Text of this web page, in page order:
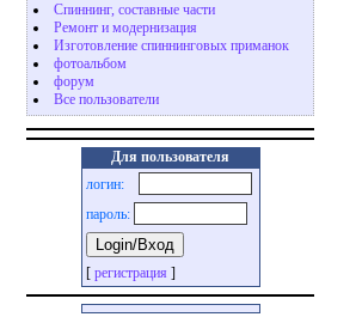
Спиннинг, составные части
Ремонт и модернизация
Изготовление спиннинговых приманок
фотоальбом
форум
Все пользователи
Для пользователя
логин:
пароль:
[ регистрация ]